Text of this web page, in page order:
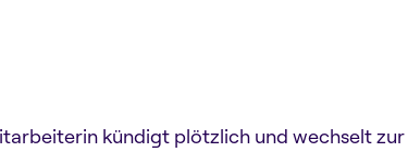
kündigt plötzlich und wechselt zur